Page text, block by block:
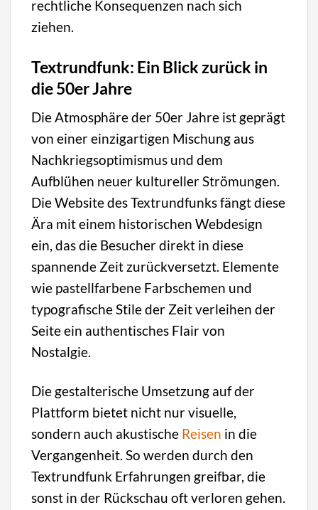
rechtliche Konsequenzen nach sich
ziehen.
Textrundfunk: Ein Blick zurück in
die 50er Jahre
Die Atmosphäre der 50er Jahre ist geprägt
von einer einzigartigen Mischung aus
Nachkriegsoptimismus und dem
Aufblühen neuer kultureller Strömungen.
Die Website des Textrundfunks fängt diese
Ära mit einem historischen Webdesign
ein, das die Besucher direkt in diese
spannende Zeit zurückversetzt. Elemente
wie pastellfarbene Farbschemen und
typografische Stile der Zeit verleihen der
Seite ein authentisches Flair von
Nostalgie.
Die gestalterische Umsetzung auf der
Plattform bietet nicht nur visuelle,
sondern auch akustische Reisen in die
Vergangenheit. So werden durch den
Textrundfunk Erfahrungen greifbar, die
sonst in der Rückschau oft verloren gehen.